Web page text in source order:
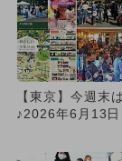
【東京】今週末
♪2026年6月13日